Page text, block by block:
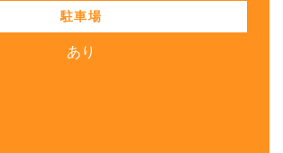
駐車場
あり